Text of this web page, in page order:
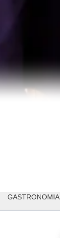
GASTRONOMIA